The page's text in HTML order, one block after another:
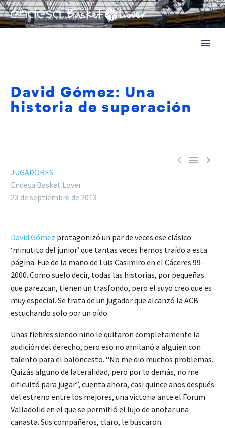
David Gómez: Una
historia de superación
  
JUGADORES
Endesa Basket Lover
23 de septiembre de 2013
David Gómez protagonizó un par de veces ese clásico
‘minutito del junior’ que tantas veces hemos traído a esta
página. Fue de la mano de Luis Casimiro en el Cáceres 99-
2000. Como suelo decir, todas las historias, por pequeñas
que parezcan, tienen un trasfondo, pero el suyo creo que es
muy especial. Se trata de un jugador que alcanzó la ACB
escuchando solo por un oído.
Unas fiebres siendo niño le quitaron completamente la
audición del derecho, pero eso no amilanó a alguien con
talento para el baloncesto. “No me dio muchos problemas.
Quizás alguno de lateralidad, pero por lo demás, no me
dificultó para jugar”, cuenta ahora, casi quince años después
del estreno entre los mejores, una victoria ante el Forum
Valladolid en el que se permitió el lujo de anotar una
canasta. Sus compañeros, claro, le buscaron.